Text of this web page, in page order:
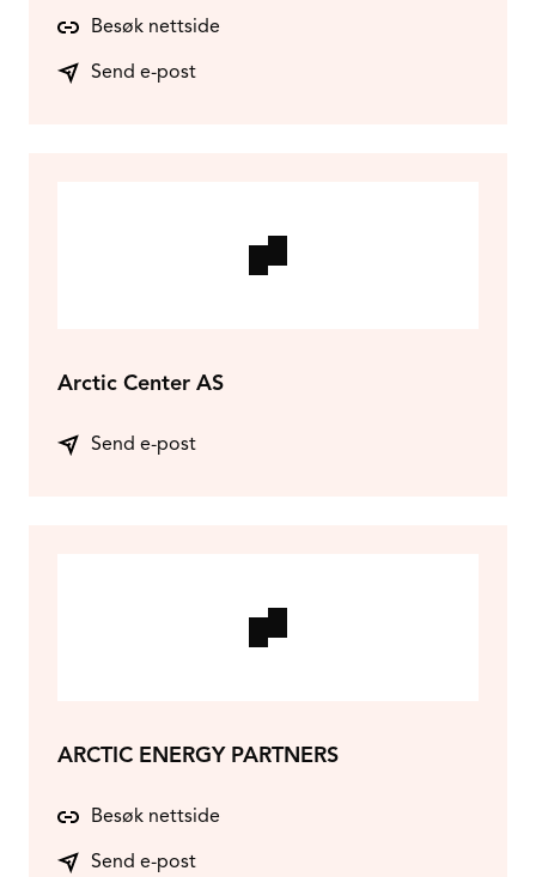
Besøk nettside
Send e-post
Arctic Center AS
Send e-post
ARCTIC ENERGY PARTNERS
Besøk nettside
Send e-post